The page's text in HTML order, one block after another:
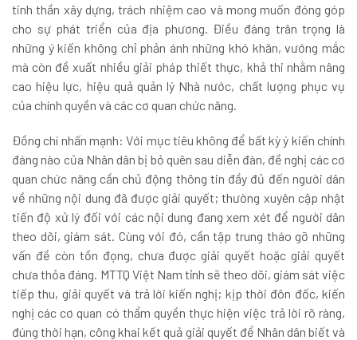
tinh thần xây dựng, trách nhiệm cao và mong muốn đóng góp
cho sự phát triển của địa phương. Điều đáng trân trọng là
những ý kiến không chỉ phản ánh những khó khăn, vướng mắc
mà còn đề xuất nhiều giải pháp thiết thực, khả thi nhằm nâng
cao hiệu lực, hiệu quả quản lý Nhà nước, chất lượng phục vụ
của chính quyền và các cơ quan chức năng.
Đồng chí nhấn mạnh: Với mục tiêu không để bất kỳ ý kiến chính
đáng nào của Nhân dân bị bỏ quên sau diễn đàn, đề nghị các cơ
quan chức năng cần chủ động thông tin đầy đủ đến người dân
về những nội dung đã được giải quyết; thường xuyên cập nhật
tiến độ xử lý đối với các nội dung đang xem xét để người dân
theo dõi, giám sát. Cùng với đó, cần tập trung tháo gỡ những
vấn đề còn tồn đọng, chưa được giải quyết hoặc giải quyết
chưa thỏa đáng. MTTQ Việt Nam tỉnh sẽ theo dõi, giám sát việc
tiếp thu, giải quyết và trả lời kiến nghị; kịp thời đôn đốc, kiến
nghị các cơ quan có thẩm quyền thực hiện việc trả lời rõ ràng,
đúng thời hạn, công khai kết quả giải quyết để Nhân dân biết và